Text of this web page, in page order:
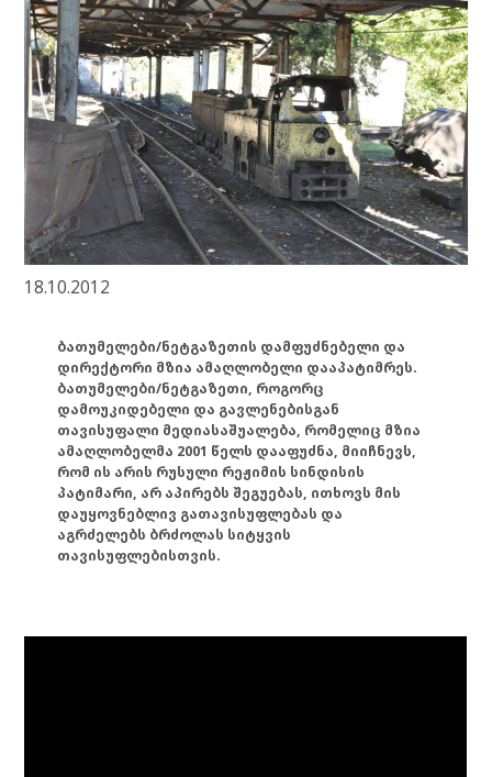
18.10.2012
ბათუმელები/ნეტგაზეთის დამფუძნებელი და
დირექტორი მზია ამაღლობელი დააპატიმრეს.
ბათუმელები/ნეტგაზეთი, როგორც
დამოუკიდებელი და გავლენებისგან
თავისუფალი მედიასაშუალება, რომელიც მზია
ამაღლობელმა 2001 წელს დააფუძნა, მიიჩნევს,
რომ ის არის რუსული რეჟიმის სინდისის
პატიმარი, არ აპირებს შეგუებას, ითხოვს მის
დაუყოვნებლივ გათავისუფლებას და
აგრძელებს ბრძოლას სიტყვის
თავისუფლებისთვის.